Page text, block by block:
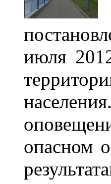
июля
опасном